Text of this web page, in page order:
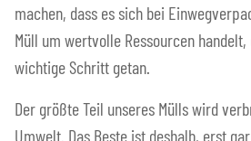
machen, dass es sich bei
Müll um wertvolle Ressourcen
wichtige Schritt getan.
Der größte Teil unseres Mülls wird
Umwelt. Das Beste ist deshalb, erst